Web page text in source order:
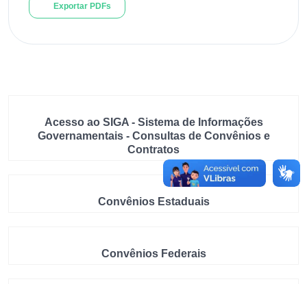
Exportar PDFs
Acesso ao SIGA - Sistema de Informações
Governamentais - Consultas de Convênios e
Contratos
Convênios Estaduais
Convênios Federais